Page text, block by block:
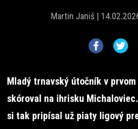
Martin Janiš |
Mladý trnavský útočník v
skóroval na ihrisku
si tak pripísal už piaty ligový